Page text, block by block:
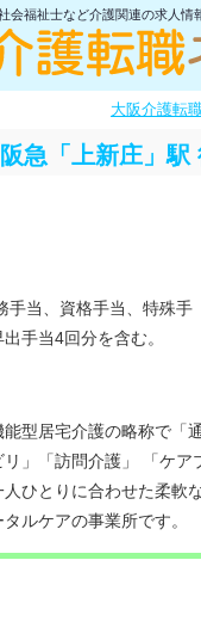
会福祉士など介護関連の求人情
大阪介護転
阪急「上新庄」
手当、資格手当、特殊手
手当4回分を含む。
型居宅介護の略称で「通
」「訪問介護」 「ケア
ひとりに合わせた柔軟
ルケアの事業所です。